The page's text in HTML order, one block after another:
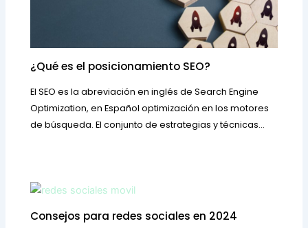
¿Qué es el posicionamiento SEO?
El SEO es la abreviación en inglés de Search Engine
Optimization, en Español optimización en los motores
de búsqueda. El conjunto de estrategias y técnicas…
Consejos para redes sociales en 2024